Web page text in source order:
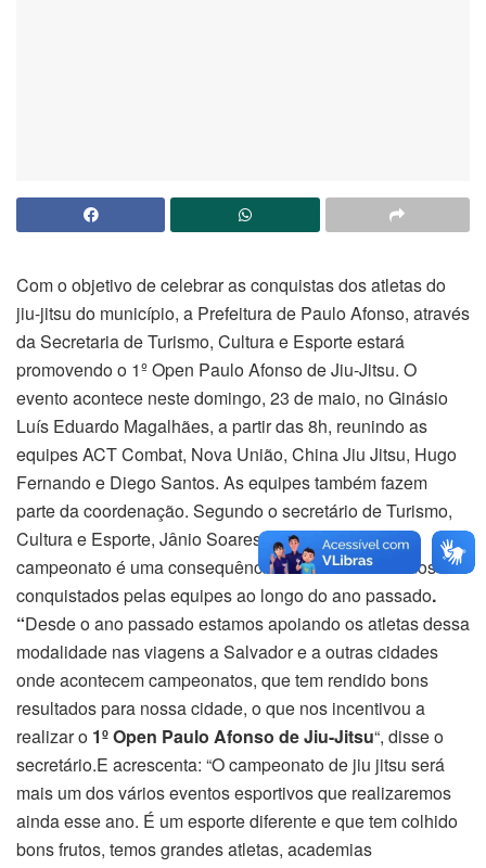
Com o objetivo de celebrar as conquistas dos atletas do
jiu-jitsu do município, a Prefeitura de Paulo Afonso, através
da Secretaria de Turismo, Cultura e Esporte estará
promovendo o 1º Open Paulo Afonso de Jiu-Jitsu. O
evento acontece neste domingo, 23 de maio, no Ginásio
Luís Eduardo Magalhães, a partir das 8h, reunindo as
equipes ACT Combat, Nova União, China Jiu Jitsu, Hugo
Fernando e Diego Santos. As equipes também fazem
parte da coordenação. Segundo o secretário de Turismo,
Cultura e Esporte, Jânio Soares, a realização do
campeonato é uma consequência dos bons resultados
conquistados pelas equipes ao longo do ano passado.
“Desde o ano passado estamos apoiando os atletas dessa
modalidade nas viagens a Salvador e a outras cidades
onde acontecem campeonatos, que tem rendido bons
resultados para nossa cidade, o que nos incentivou a
realizar o 1º Open Paulo Afonso de Jiu-Jitsu“, disse o
secretário.E acrescenta: “O campeonato de jiu jitsu será
mais um dos vários eventos esportivos que realizaremos
ainda esse ano. É um esporte diferente e que tem colhido
bons frutos, temos grandes atletas, academias